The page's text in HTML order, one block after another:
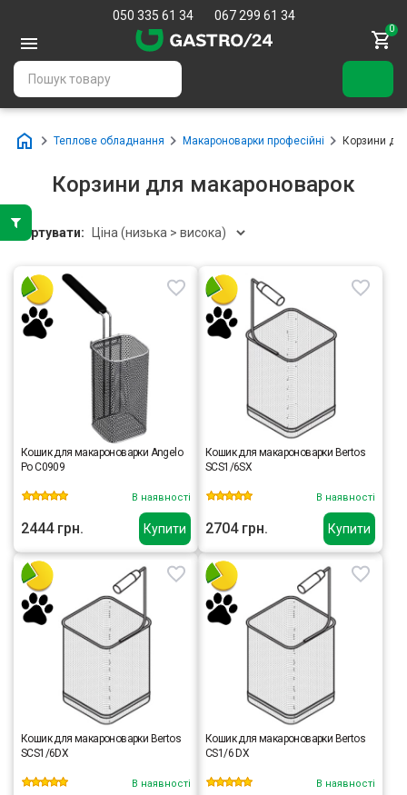
050 335 61 34 067 299 61 34
0
Теплове обладнання Макароноварки професійні Корзини
Корзини для макароноварок
Сортувати:
Купити
Кошик для макароноварки Angelo
Po C0909
В наявності
2444 грн. Купити
Кошик для макароноварки Bertos
SCS1/6SX
В наявності
2704 грн.
Кошик для макароноварки Bertos
SCS1/6DX
В наявності
Кошик для макароноварки Bertos
CS1/6 DX
В наявності